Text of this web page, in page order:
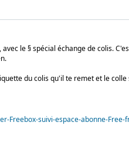
le § spécial échange de colis.
du colis qu'il te remet et le
Freebox-suivi-espace-abonne-